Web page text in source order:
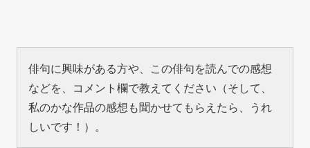
俳句に興味がある方や、この俳句を読んでの感想
などを、コメント欄で教えてください（そして、
私のかな作品の感想も聞かせてもらえたら、うれ
しいです！）。